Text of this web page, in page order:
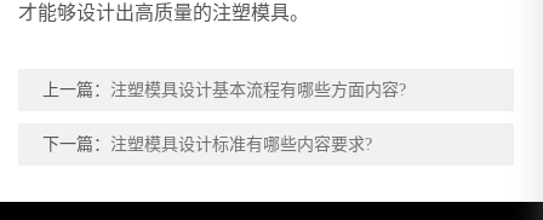
才能够设计出高质量的注塑模具。
上一篇： 注塑模具设计基本流程有哪些方面内容?
下一篇： 注塑模具设计标准有哪些内容要求?